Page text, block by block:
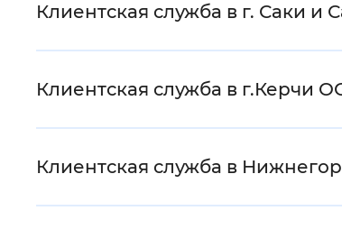
Клиентская служба в г. Саки
Клиентская служба в г.Керчи
Клиентская служба в